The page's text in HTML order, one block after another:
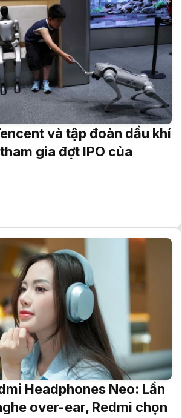
và tập đoàn dầu khí
gia đợt IPO của
Headphones Neo: Lần
over-ear, Redmi chọn